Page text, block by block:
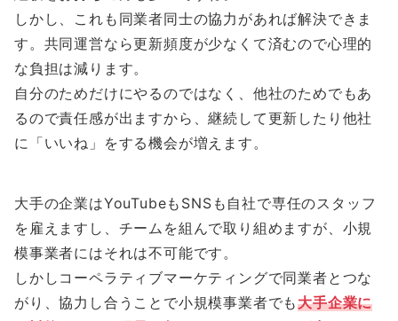
しかし、これも同業者同士の協力があれば解決できま
す。共同運営なら更新頻度が少なくて済むので心理的
な負担は減ります。
自分のためだけにやるのではなく、他社のためでもあ
るので責任感が出ますから、継続して更新したり他社
に「いいね」をする機会が増えます。
大手の企業はYouTubeもSNSも自社で専任のスタッフ
を雇えますし、チームを組んで取り組めますが、小規
模事業者にはそれは不可能です。
しかしコーペラティブマーケティングで同業者とつな
がり、協力し合うことで小規模事業者でも大手企業に